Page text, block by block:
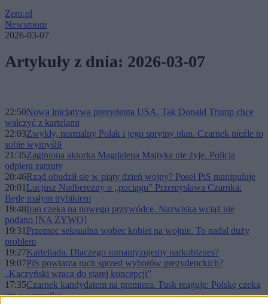
Zero.pl
Newsroom
2026-03-07
Artykuły z dnia: 2026-03-07
22:50Nowa inicjatywa prezydenta USA. Tak Donald Trump chce
walczyć z kartelami
22:03Zwykły, normalny Polak i jego sprytny plan. Czarnek nieźle to
sobie wymyślił
21:35Zaginiona aktorka Magdalena Majtyka nie żyje. Policja
odpiera zarzuty
20:46Rząd obudził się w piąty dzień wojny? Poseł PiS manipuluje
20:01 Lucjusz Nadbereżny o „pociągu” Przemysława Czarnka:
Będę małym trybikiem
19:48Iran czeka na nowego przywódcę. Nazwiska wciąż nie
podano [NA ŻYWO]
19:31 Przemoc seksualna wobec kobiet na wojnie. To nadal duży
problem
19:27Karteliada. Dlaczego romantyzujemy narkobiznes?
19:07PiS powtarza ruch sprzed wyborów prezydenckich?
„Kaczyński wraca do starej koncepcji”
17:35Czarnek kandydatem na premiera. Tusk reaguje: Polskę czeka
gra o wszystko